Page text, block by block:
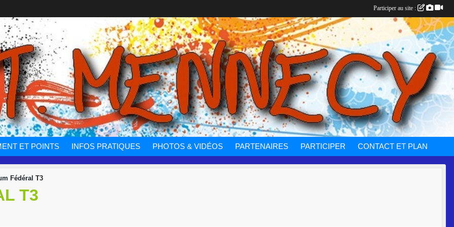
ET POINTS INFOS PRATIQUES PHOTOS & VIDÉOS PARTENAIRES PARTICIPER CONTACT ET PLAN
Fédéral T3
T3
Participer au site :